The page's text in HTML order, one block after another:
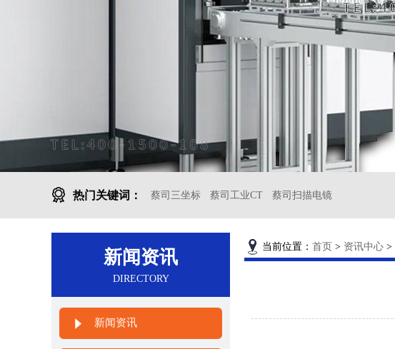
热门关键词： 蔡司三坐标 蔡司工业CT 蔡司扫描电镜
新闻资讯
DIRECTORY
新闻资讯
当前位置： 首页 > 资讯中心 >